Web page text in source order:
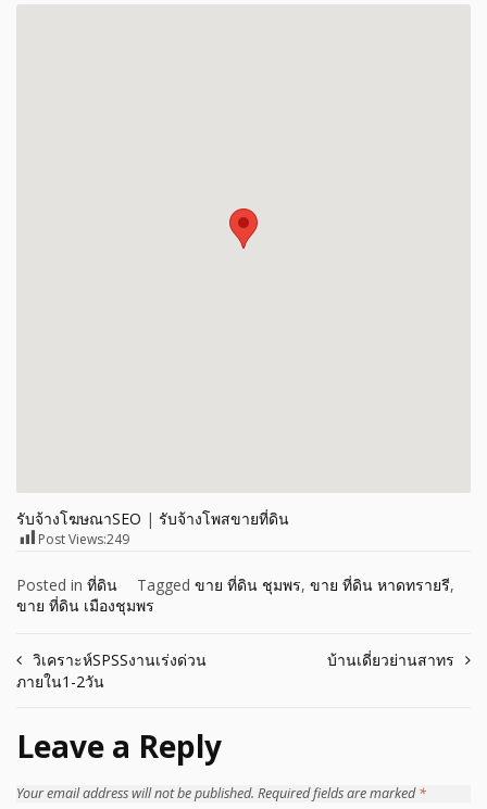
รับจ้างโฆษณาSEO | รับจ้างโพสขายที่ดิน
Post Views:249
Posted in ที่ดิน Tagged ขาย ที่ดิน ชุมพร, ขาย ที่ดิน หาดทรายรี,
ขาย ที่ดิน เมืองชุมพร
Post
วิเคราะห์SPSSงานเร่งด่วน
ภายใน1-2วัน
บ้านเดี่ยวย่านสาทร
Leave a Reply
Your email address will not be published. Required fields are marked*